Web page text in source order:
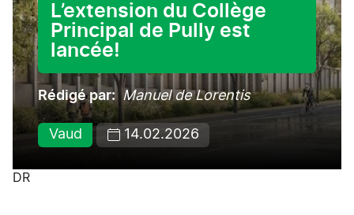
L’extension du Collège
Principal de Pully est
lancée!
Rédigé par Manuel de Lorentis
Vaud 14.02.2026
DR